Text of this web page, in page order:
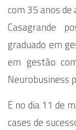
com 35 anos de
Casagrande
graduado em
em gestão
Neurobusiness
E no dia 11 de
cases de